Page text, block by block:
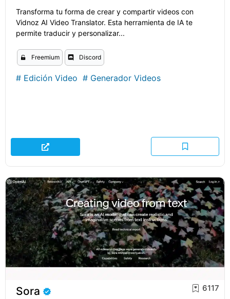
Transforma tu forma de crear y compartir videos con
Vidnoz AI Video Translator. Esta herramienta de IA te
permite traducir y personalizar...
Freemium Discord
# Edición Video # Generador Videos
Sora 6117